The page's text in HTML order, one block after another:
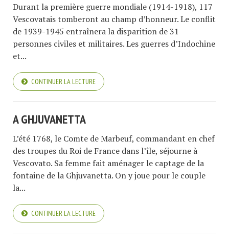
Durant la première guerre mondiale (1914-1918), 117
Vescovatais tomberont au champ d’honneur. Le conflit
de 1939-1945 entraînera la disparition de 31
personnes civiles et militaires. Les guerres d’Indochine
et...
CONTINUER LA LECTURE
A GHJUVANETTA
L’été 1768, le Comte de Marbeuf, commandant en chef
des troupes du Roi de France dans l’île, séjourne à
Vescovato. Sa femme fait aménager le captage de la
fontaine de la Ghjuvanetta. On y joue pour le couple
la...
CONTINUER LA LECTURE